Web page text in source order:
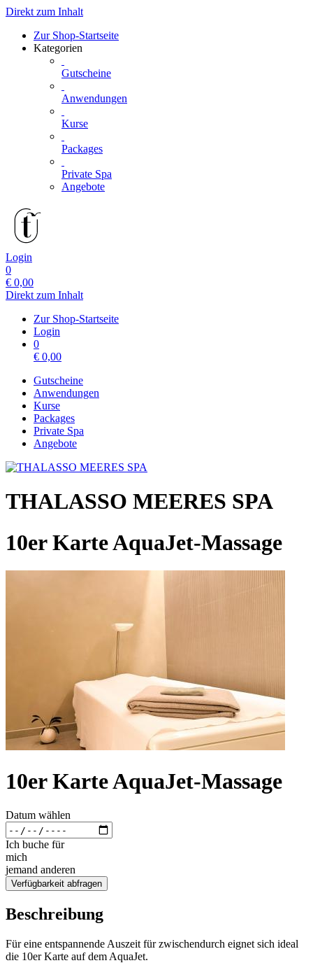
Direkt zum Inhalt
Zur Shop-Startseite
Kategorien
Gutscheine
Anwendungen
Kurse
Packages
Private Spa
Angebote
Login
0
€ 0,00
Direkt zum Inhalt
Zur Shop-Startseite
Login
0
€ 0,00
Gutscheine
Anwendungen
Kurse
Packages
Private Spa
Angebote
THALASSO MEERES SPA
10er Karte AquaJet-Massage
10er Karte AquaJet-Massage
Datum wählen
Ich buche für
mich
jemand anderen
Verfügbarkeit abfragen
Beschreibung
Für eine entspannende Auszeit für zwischendurch eignet sich ideal
die 10er Karte auf dem AquaJet.